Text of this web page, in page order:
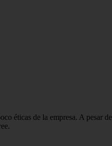
éticas de la empresa. A pesar